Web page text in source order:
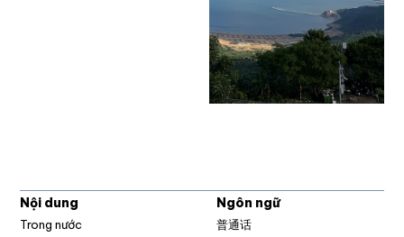
Nội dung
Trong nước
Ngôn ngữ
普通话